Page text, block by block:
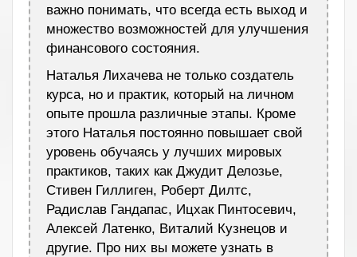
важно понимать, что всегда есть выход и
множество возможностей для улучшения
финансового состояния.
Наталья Лихачева не только создатель
курса, но и практик, который на личном
опыте прошла различные этапы. Кроме
этого Наталья постоянно повышает свой
уровень обучаясь у лучших мировых
практиков, таких как Джудит Делозье,
Стивен Гиллиген, Роберт Дилтс,
Радислав Гандапас, Ицхак Пинтосевич,
Алексей Латенко, Виталий Кузнецов и
другие. Про них вы можете узнать в